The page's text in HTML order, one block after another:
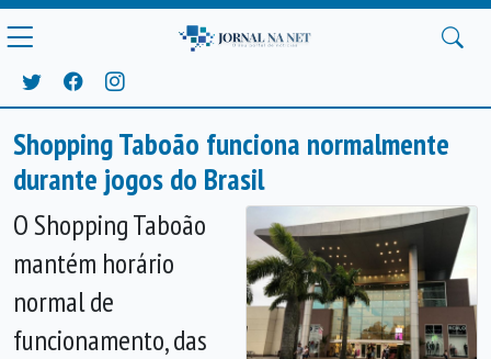
Shopping Taboão funciona normalmente
durante jogos do Brasil
O Shopping Taboão
mantém horário
normal de
funcionamento, das